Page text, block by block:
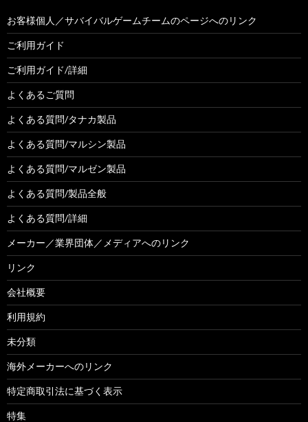
お客様個人／サバイバルゲームチームのページへのリンク
ご利用ガイド
ご利用ガイド/詳細
よくあるご質問
よくある質問/タナカ製品
よくある質問/マルシン製品
よくある質問/マルゼン製品
よくある質問/製品全般
よくある質問/詳細
メーカー／業界団体／メディアへのリンク
リンク
会社概要
利用規約
未分類
海外メーカーへのリンク
特定商取引法に基づく表示
特集